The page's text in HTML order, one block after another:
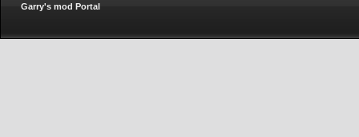
Garry's mod Portal